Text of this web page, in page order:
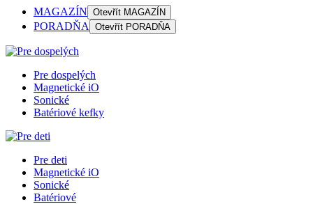
MAGAZÍN Otevřít MAGAZÍN
PORADŇA Otevřít PORADŇA
Pre dospelých
Magnetické iO
Sonické
Batériové kefky
Pre deti
Magnetické iO
Sonické
Batériové